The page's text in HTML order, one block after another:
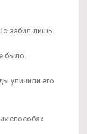
забил лишь.
было.
уличили его
способах